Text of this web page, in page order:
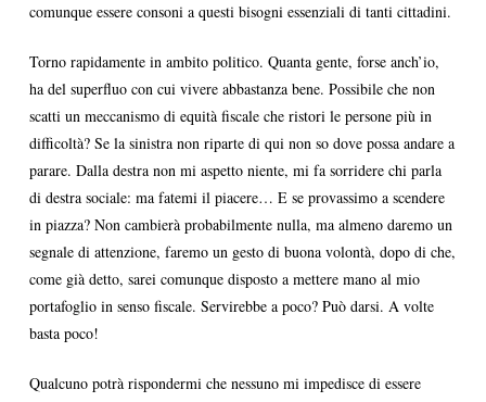
comunque essere consoni a questi bisogni essenziali di tanti cittadini.
Torno rapidamente in ambito politico. Quanta gente, forse anch’io,
ha del superfluo con cui vivere abbastanza bene. Possibile che non
scatti un meccanismo di equità fiscale che ristori le persone più in
difficoltà? Se la sinistra non riparte di qui non so dove possa andare a
parare. Dalla destra non mi aspetto niente, mi fa sorridere chi parla
di destra sociale: ma fatemi il piacere… E se provassimo a scendere
in piazza? Non cambierà probabilmente nulla, ma almeno daremo un
segnale di attenzione, faremo un gesto di buona volontà, dopo di che,
come già detto, sarei comunque disposto a mettere mano al mio
portafoglio in senso fiscale. Servirebbe a poco? Può darsi. A volte
basta poco!
Qualcuno potrà rispondermi che nessuno mi impedisce di essere